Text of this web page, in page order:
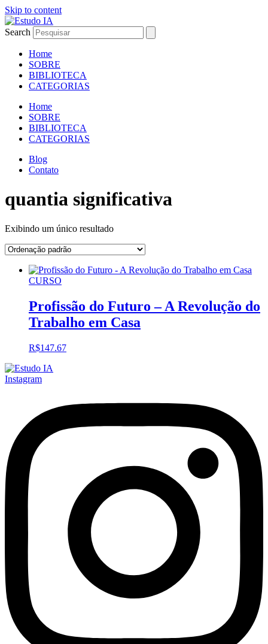
Skip to content
Search
Home
SOBRE
BIBLIOTECA
CATEGORIAS
Home
SOBRE
BIBLIOTECA
CATEGORIAS
Blog
Contato
quantia significativa
Exibindo um único resultado
CURSO
Profissão do Futuro – A Revolução do
Trabalho em Casa
R$147.67
Instagram